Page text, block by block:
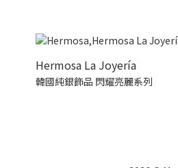
Hermosa La Joyería
韓國純銀飾品 閃耀亮麗系列